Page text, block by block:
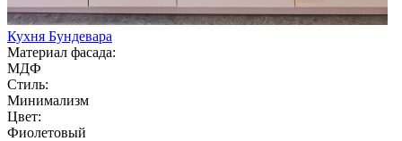
Кухня Бундевара
Материал фасада:
МДФ
Стиль:
Минимализм
Цвет:
Фиолетовый